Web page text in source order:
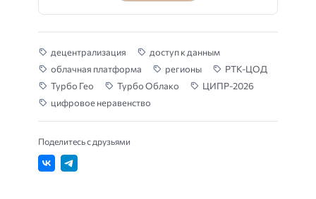
децентрализация
доступ к данным
облачная платформа
регионы
РТК-ЦОД
Турбо Гео
Турбо Облако
ЦИПР-2026
цифровое неравенство
Поделитесь с друзьями